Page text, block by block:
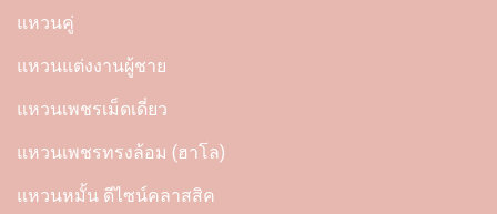
แหวนคู่
แหวนแต่งงานผู้ชาย
แหวนเพชรเม็ดเดี่ยว
แหวนเพชรทรงล้อม (ฮาโล)
แหวนหมั้น ดีไซน์คลาสสิค